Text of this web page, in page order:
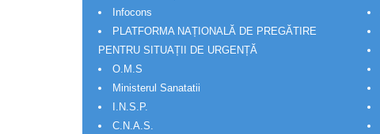
Infocons
PLATFORMA NAȚIONALĂ DE PREGĂTIRE
PENTRU SITUAȚII DE URGENȚĂ
O.M.S
Ministerul Sanatatii
I.N.S.P.
C.N.A.S.